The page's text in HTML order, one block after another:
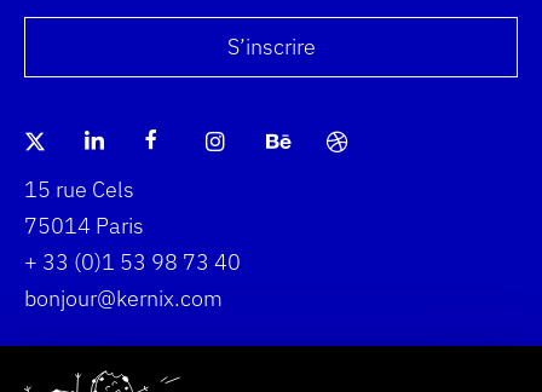
(Nouvelle fenêtre) Aller sur le twitter Agence Web
(Nouvelle fenêtre) Aller sur le linkedin
(Nouvelle fenêtre) Aller sur le
(Nouvelle fenêtre) Aller sur le
(Nouvelle fenêtre) Aller
(Nouvelle fenêtre)
Aller sur google map pour visualiser la localisation de
15 rue Cels
75014 Paris
+ 33 (0)1 53 98 73 40
bonjour@kernix.com
No Result
S’inscrire